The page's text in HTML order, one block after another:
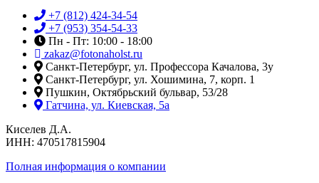
+7 (812) 424-34-54
+7 (953) 354-54-33
Пн - Пт: 10:00 - 18:00
zakaz@fotonaholst.ru
Санкт-Петербург, ул. Профессора Качалова, 3у
Санкт-Петербург, ул. Хошимина, 7, корп. 1
Пушкин, Октябрьский бульвар, 53/28
Гатчина, ул. Киевская, 5а
Киселев Д.А.
ИНН: 470517815904
Полная информация о компании